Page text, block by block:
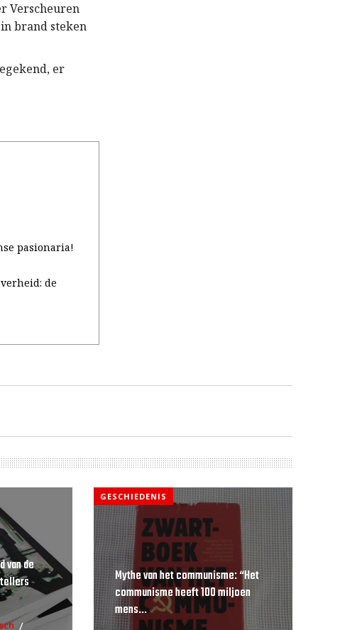
Verscheuren
brand steken
er
pasionaria!
de
van de
GESCHIEDENIS
Mythe van het communisme: “Het
communisme heeft 100 miljoen
mens...